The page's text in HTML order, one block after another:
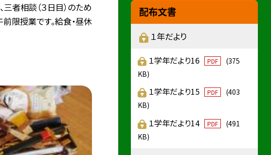
三者相談（３日目）のため
限授業です。給食・昼休
配布文書
１年だより
１学年だより16 PDF
(375
KB)
１学年だより15 PDF
(403
KB)
１学年だより14 PDF
(491
KB)